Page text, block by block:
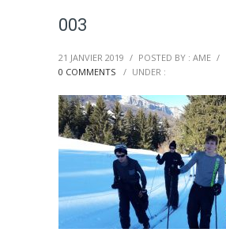
003
21 JANVIER 2019 / POSTED BY : AME /
0 COMMENTS
/ UNDER :